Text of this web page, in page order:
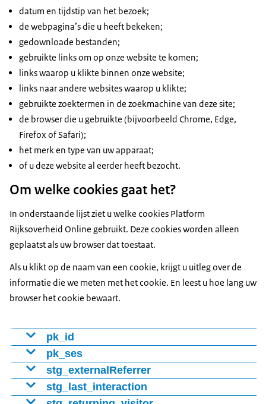
datum en tijdstip van het bezoek;
de webpagina’s die u heeft bekeken;
gedownloade bestanden;
gebruikte links om op onze website te komen;
links waarop u klikte binnen onze website;
links naar andere websites waarop u klikte;
gebruikte zoektermen in de zoekmachine van deze site;
de browser die u gebruikte (bijvoorbeeld Chrome, Edge,
Firefox of Safari);
het merk en type van uw apparaat;
of u deze website al eerder heeft bezocht.
Om welke cookies gaat het?
In onderstaande lijst ziet u welke cookies Platform
Rijksoverheid Online gebruikt. Deze cookies worden alleen
geplaatst als uw browser dat toestaat.
Als u klikt op de naam van een cookie, krijgt u uitleg over de
informatie die we meten met het cookie. En leest u hoe lang uw
browser het cookie bewaart.
pk_id
Cookie voor het onderscheiden van bezoekers met een
nummer (ID). Hiermee stellen we vast of het om een
nieuwe of terugkerende bezoeker gaat. Cookie blijft 13
maanden bewaard.
pk_ses
Cookie houdt bij welke webpagina's de bezoeker
bekeek.
stg_externalReferrer
Cookie houdt bij vanaf welke website of welke
webpagina de bezoeker naar de website kwam.
stg_last_interaction